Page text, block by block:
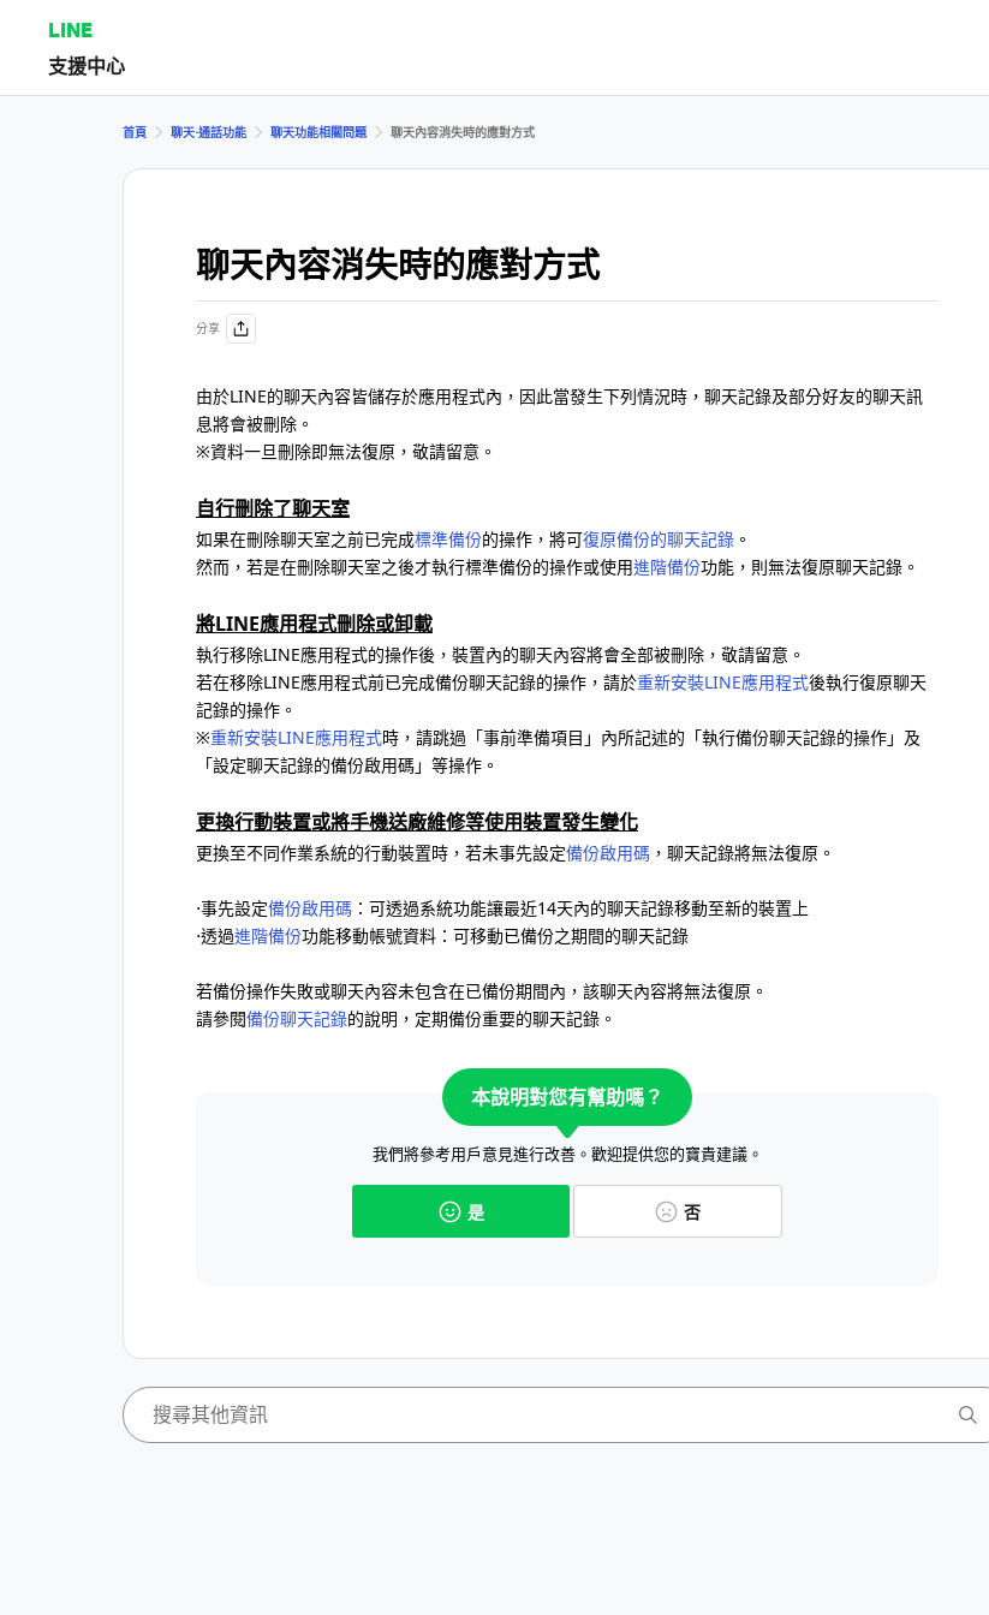
LINE
支援中心
首頁 聊天⋅通話功能 聊天功能相關問題 聊天內容消失時的應對方式
聊天內容消失時的應對方式
分享
由於LINE的聊天內容皆儲存於應用程式內，因此當發生下列情況時，聊天記錄及部分好友的聊天訊
息將會被刪除。
※資料一旦刪除即無法復原，敬請留意。
自行刪除了聊天室
如果在刪除聊天室之前已完成標準備份的操作，將可復原備份的聊天記錄 。
然而，若是在刪除聊天室之後才執行標準備份的操作或使用進階備份功能，則無法復原聊天記錄。
將LINE應用程式刪除或卸載
執行移除LINE應用程式的操作後，裝置內的聊天內容將會全部被刪除，敬請留意。
若在移除LINE應用程式前已完成備份聊天記錄的操作，請於重新安裝LINE應用程式後執行復原聊天
記錄的操作。
※重新安裝LINE應用程式時，請跳過「事前準備項目」內所記述的「執行備份聊天記錄的操作」及
「設定聊天記錄的備份啟用碼」等操作。
更換行動裝置或將手機送廠維修等使用裝置發生變化
更換至不同作業系統的行動裝置時，若未事先設定備份啟用碼 ，聊天記錄將無法復原。
⋅事先設定備份啟用碼 ：可透過系統功能讓最近14天內的聊天記錄移動至新的裝置上
⋅透過進階備份功能移動帳號資料：可移動已備份之期間的聊天記錄
若備份操作失敗或聊天內容未包含在已備份期間內，該聊天內容將無法復原。
請參閱備份聊天記錄的說明，定期備份重要的聊天記錄。
本說明對您有幫助嗎？
我們將參考用戶意見進行改善。歡迎提供您的寶貴建議。
是 否